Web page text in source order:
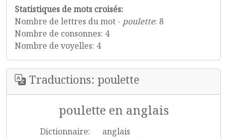
Statistiques de mots croisés:
Nombre de lettres du mot - poulette: 8
Nombre de consonnes: 4
Nombre de voyelles: 4
Traductions: poulette
poulette en anglais
Dictionnaire:
anglais